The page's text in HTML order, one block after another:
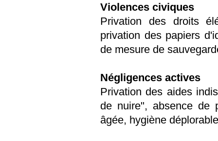
Violences civiques
Privation des droits
privation des papiers
de mesure de
Négligences actives
Privation des aides
de nuire", absence de
âgée, hygiène